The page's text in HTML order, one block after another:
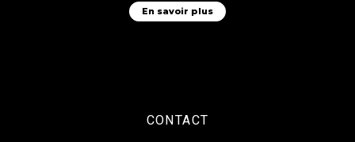
En savoir plus
CONTACT